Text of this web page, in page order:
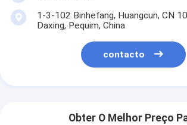
1-3-102 Binhefang, Huangcun, CN
Daxing, Pequim, China
contacto
Obter O Melhor Preço